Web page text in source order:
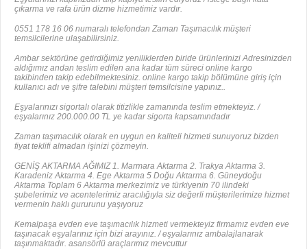
çıkarma ve rafa ürün dizme hizmetimiz vardır.
0551 178 16 06 numaralı telefondan Zaman Taşımacılık müşteri
temsilcilerine ulaşabilirsiniz.
Ambar sektörüne getirdiğimiz yeniliklerden biride ürünlerinizi Adresinizden
aldığımız andan teslim edilen ana kadar tüm süreci online kargo
takibinden takip edebilmektesiniz. online kargo takip bölümüne giriş için
kullanıcı adı ve şifre talebini müşteri temsilcisine yapınız..
Eşyalarınızı sigortalı olarak titizlikle zamanında teslim etmekteyiz. /
eşyalarınız 200.000.00 TL ye kadar sigorta kapsamındadır
Zaman taşımacılık olarak en uygun en kaliteli hizmeti sunuyoruz bizden
fiyat teklifi almadan işinizi çözmeyin.
GENİŞ AKTARMA AĞIMIZ 1. Marmara Aktarma 2. Trakya Aktarma 3.
Karadeniz Aktarma 4. Ege Aktarma 5 Doğu Aktarma 6. Güneydoğu
Aktarma Toplam 6 Aktarma merkezimiz ve türkiyenin 70 ilindeki
şubelerimiz ve acentelerimiz aracılığıyla siz değerli müşterilerimize hizmet
vermenin haklı gururunu yaşıyoruz
Kemalpaşa evden eve taşımacılık hizmeti vermekteyiz firmamız evden eve
taşınacak eşyalarınız için bizi arayınız. / eşyalarınız ambalajlanarak
taşınmaktadır. asansörlü araçlarımız mevcuttur